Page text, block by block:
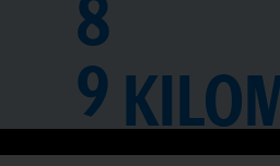
8
9
0